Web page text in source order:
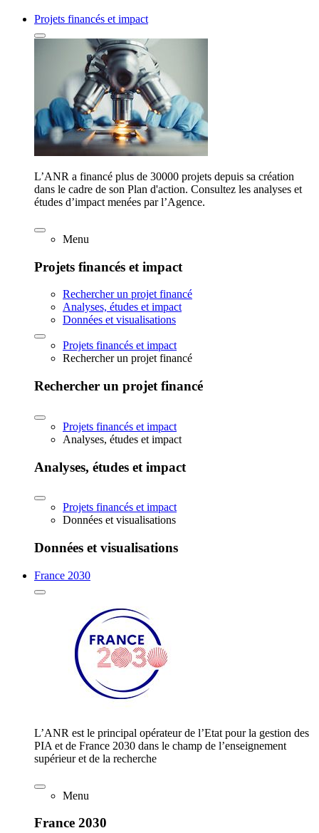
Projets financés et impact
L’ANR a financé plus de 30000 projets depuis sa création
dans le cadre de son Plan d'action. Consultez les analyses et
études d’impact menées par l’Agence.
Menu
Projets financés et impact
Rechercher un projet financé
Analyses, études et impact
Données et visualisations
Projets financés et impact
Rechercher un projet financé
Rechercher un projet financé
Projets financés et impact
Analyses, études et impact
Analyses, études et impact
Projets financés et impact
Données et visualisations
Données et visualisations
France 2030
L’ANR est le principal opérateur de l’Etat pour la gestion des
PIA et de France 2030 dans le champ de l’enseignement
supérieur et de la recherche
Menu
France 2030